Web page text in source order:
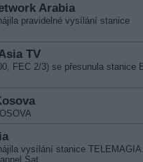
Arabia
pravidelné vysílání stanice
TV
FEC 2/3) se přesunula stanice
vysílání stanice
Sat